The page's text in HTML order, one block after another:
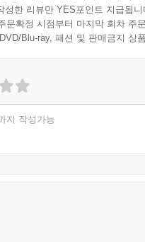
성한 리뷰만 YES포인트 지급됩니
문확정 시점부터 마지막 회차 주
Blu-ray, 패션 및 판매금지 상
지 작성가능